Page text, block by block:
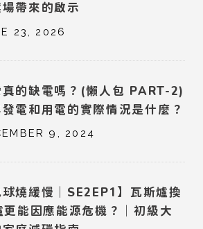
帶來的啟示
23, 2026
真的缺電嗎？(懶人包 PART-2)
電和用電的實際情況是什麼？
9, 2024
球燒緩慢｜SE2EP1】瓦斯爐換
更能因應能源危機？｜初級大